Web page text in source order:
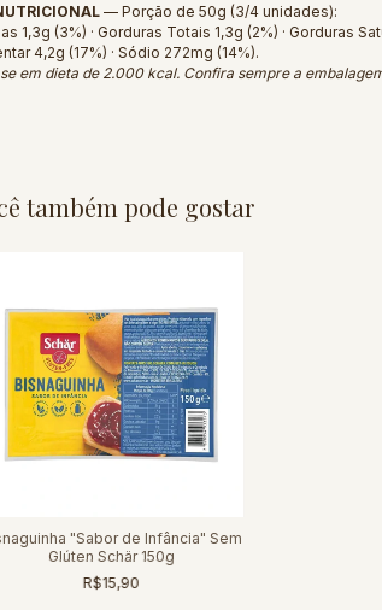
— Porção de 50g (3/4 unidades):
1,3g (3%) · Gorduras Totais 1,3g (2%) · Gorduras
4,2g (17%) · Sódio 272mg (14%).
em dieta de 2.000 kcal. Confira sempre a
também pode gostar
"Sabor de Infância" Sem
Glúten Schär 150g
R$15,90